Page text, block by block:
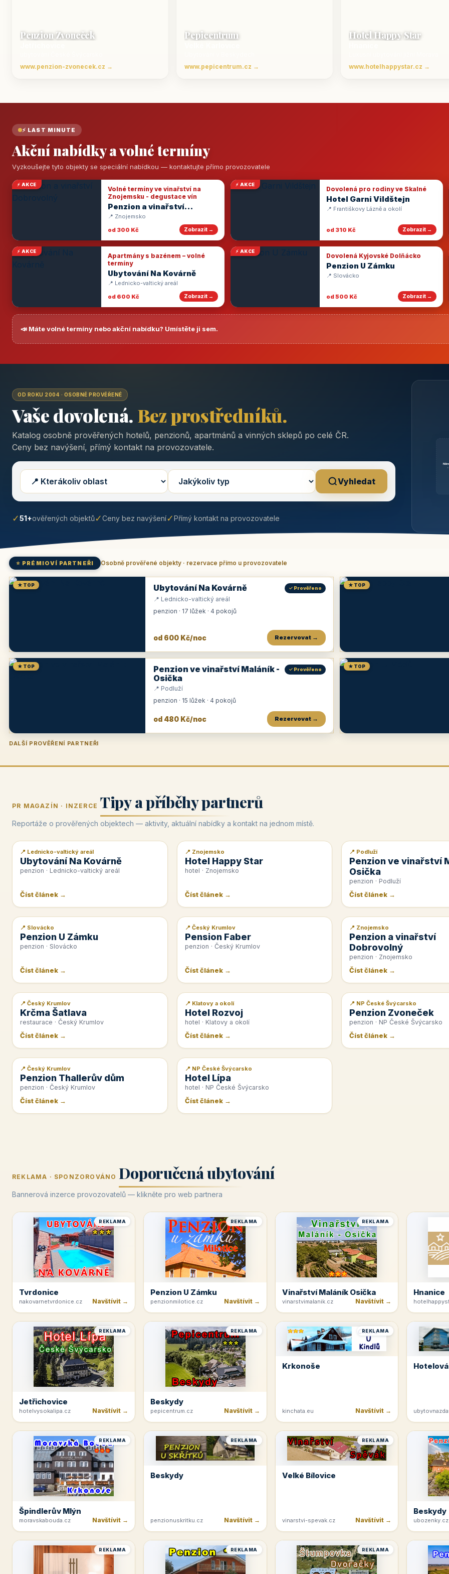
Penzion Zvoneček
www.penzion-zvonecek.cz →
Pepicentrum
www.pepicentrum.cz →
Hotel Happy Star
www.hotelhappystar.cz →
⚡ LAST MINUTE
Akční nabídky a volné termíny
Vyzkoušejte tyto objekty se speciální nabídkou — kontaktujte přímo provozovatele
⚡ AKCE
Volné termíny ve vinařství na
Znojemsku - degustace vín
Penzion a vinařství
Dobrovolný
📍 Znojemsko
od 300 Kč
Zobrazit →
⚡ AKCE
Dovolená pro rodiny ve Skalné
Hotel Garni Vildštejn
📍 Františkovy Lázně a okolí
od 310 Kč Zobrazit →
⚡ AKCE
Apartmány s bazénem – volné
termíny
Ubytování Na Kovárně
📍 Lednicko-valtický areál
od 600 Kč
Zobrazit →
⚡ AKCE
Dovolená Kyjovské Dolňácko
Penzion U Zámku
📍 Slovácko
od 500 Kč Zobrazit →
📣 Máte volné termíny nebo akční nabídku? Umístěte ji sem.
OD ROKU 2004 · OSOBNĚ PROVĚŘENÉ
Vaše dovolená. Bez prostředníků.
Katalog osobně prověřených hotelů, penzionů, apartmánů a vinných sklepů po celé ČR.
Ceny bez navýšení, přímý kontakt na provozovatele.
Vyhledat
✓51+ověřených objektů✓Ceny bez navýšení✓Přímý kontakt na provozovatele
⭐ PRÉMIOVÍ PARTNEŘI Osobně prověřené objekty · rezervace přímo u provozovatele
★ TOP Ubytování Na Kovárně ✓ Prověřeno
📍 Lednicko-valtický areál
penzion · 17 lůžek · 4 pokojů
od 600 Kč/noc Rezervovat →
★ TOP
★ TOP
Penzion ve vinařství Maláník -
Osička
✓ Prověřeno
📍 Podluží
penzion · 15 lůžek · 4 pokojů
od 480 Kč/noc Rezervovat →
★ TOP
DALŠÍ PROVĚŘENÍ PARTNEŘI
Penzion U Zámku Pension Faber
PR MAGAZÍN · INZERCE Tipy a příběhy partnerů
Reportáže o prověřených objektech — aktivity, aktuální nabídky a kontakt na jednom místě.
📰 PR článek
📍 Lednicko-valtický areál
Ubytování Na Kovárně
penzion · Lednicko-valtický areál
Číst článek →
📰 PR článek
📍 Znojemsko
Hotel Happy Star
hotel · Znojemsko
Číst článek →
📰 PR článek
📍 Podluží
Penzion ve vinařství
Osička
penzion · Podluží
Číst článek →
📰 PR článek
📍 Slovácko
Penzion U Zámku
penzion · Slovácko
Číst článek →
📰 PR článek
📍 Český Krumlov
Pension Faber
penzion · Český Krumlov
Číst článek →
📰 PR článek
📍 Znojemsko
Penzion a vinařství
Dobrovolný
penzion · Znojemsko
Číst článek →
📰 PR článek
📍 Český Krumlov
Krčma Šatlava
restaurace · Český Krumlov
Číst článek →
📰 PR článek
📍 Klatovy a okolí
Hotel Rozvoj
hotel · Klatovy a okolí
Číst článek →
📰 PR článek
📍 NP České Švýcarsko
Penzion Zvoneček
penzion · NP České Švýcarsko
Číst článek →
📰 PR článek
📍 Český Krumlov
Penzion Thallerův dům
penzion · Český Krumlov
Číst článek →
📰 PR článek
📍 NP České Švýcarsko
Hotel Lípa
hotel · NP České Švýcarsko
Číst článek →
REKLAMA · SPONZOROVÁNO Doporučená ubytování
Bannerová inzerce provozovatelů — klikněte pro web partnera
REKLAMA
Tvrdonice
nakovarnetvrdonice.cz Navštívit →
REKLAMA
Penzion U Zámku
penzionmilotice.cz Navštívit →
REKLAMA
Vinařství Maláník Osička
vinarstvimalanik.cz Navštívit →
Hnanice
REKLAMA
Jetřichovice
hotelvysokalipa.cz Navštívit →
REKLAMA
Beskydy
pepicentrum.cz Navštívit →
REKLAMA
Krkonoše
kinchata.eu Navštívit →
REKLAMA
Špindlerův Mlýn
moravskabouda.cz Navštívit →
REKLAMA
Beskydy
penzionuskritku.cz Navštívit →
REKLAMA
Velké Bílovice
vinarstvi-spevak.cz Navštívit →
Beskydy
ubozenky.cz
REKLAMA REKLAMA REKLAMA